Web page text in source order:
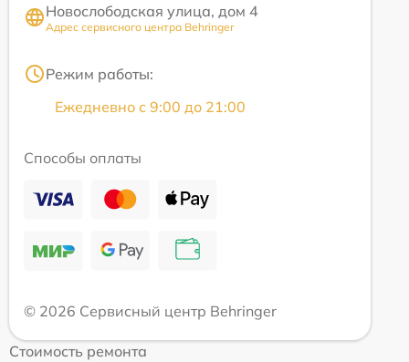
Новослободская улица, дом 4
Адрес сервисного центра Behringer
Режим работы:
Ежедневно с 9:00 до 21:00
Способы оплаты
© 2026 Сервисный центр Behringer
Стоимость ремонта